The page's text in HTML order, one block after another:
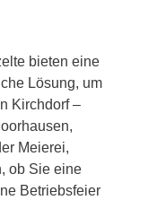
bieten eine
Lösung, um
Kirchdorf –
Meierei,
ob Sie eine
Betriebsfeier